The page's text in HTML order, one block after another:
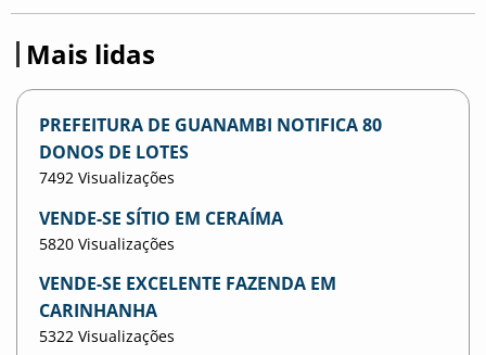
Mais lidas
PREFEITURA DE GUANAMBI NOTIFICA 80
DONOS DE LOTES
7492 Visualizações
VENDE-SE SÍTIO EM CERAÍMA
5820 Visualizações
VENDE-SE EXCELENTE FAZENDA EM
CARINHANHA
5322 Visualizações